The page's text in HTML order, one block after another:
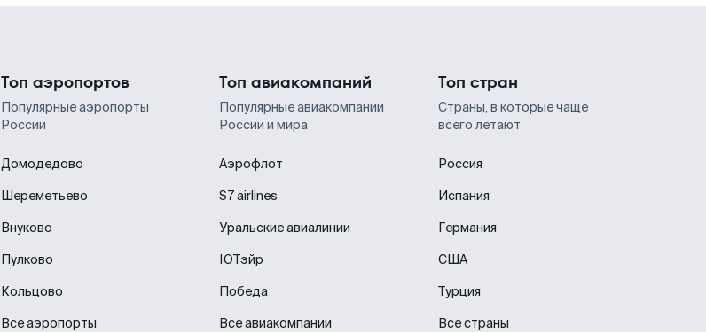
Топ аэропортов
Популярные аэропорты
России
Домодедово
Шереметьево
Внуково
Пулково
Кольцово
Все аэропорты
Топ авиакомпаний
Популярные авиакомпании
России и мира
Аэрофлот
S7 airlines
Уральские авиалинии
ЮТэйр
Победа
Все авиакомпании
Топ стран
Страны, в которые чаще
всего летают
Россия
Испания
Германия
США
Турция
Все страны